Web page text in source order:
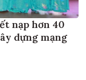
nạp hơn 40
dựng mạng